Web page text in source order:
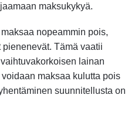
maksukykyä.
nopeammin pois,
Tämä vaatii
lainan
maksaa kulutta pois
suunnitellusta on